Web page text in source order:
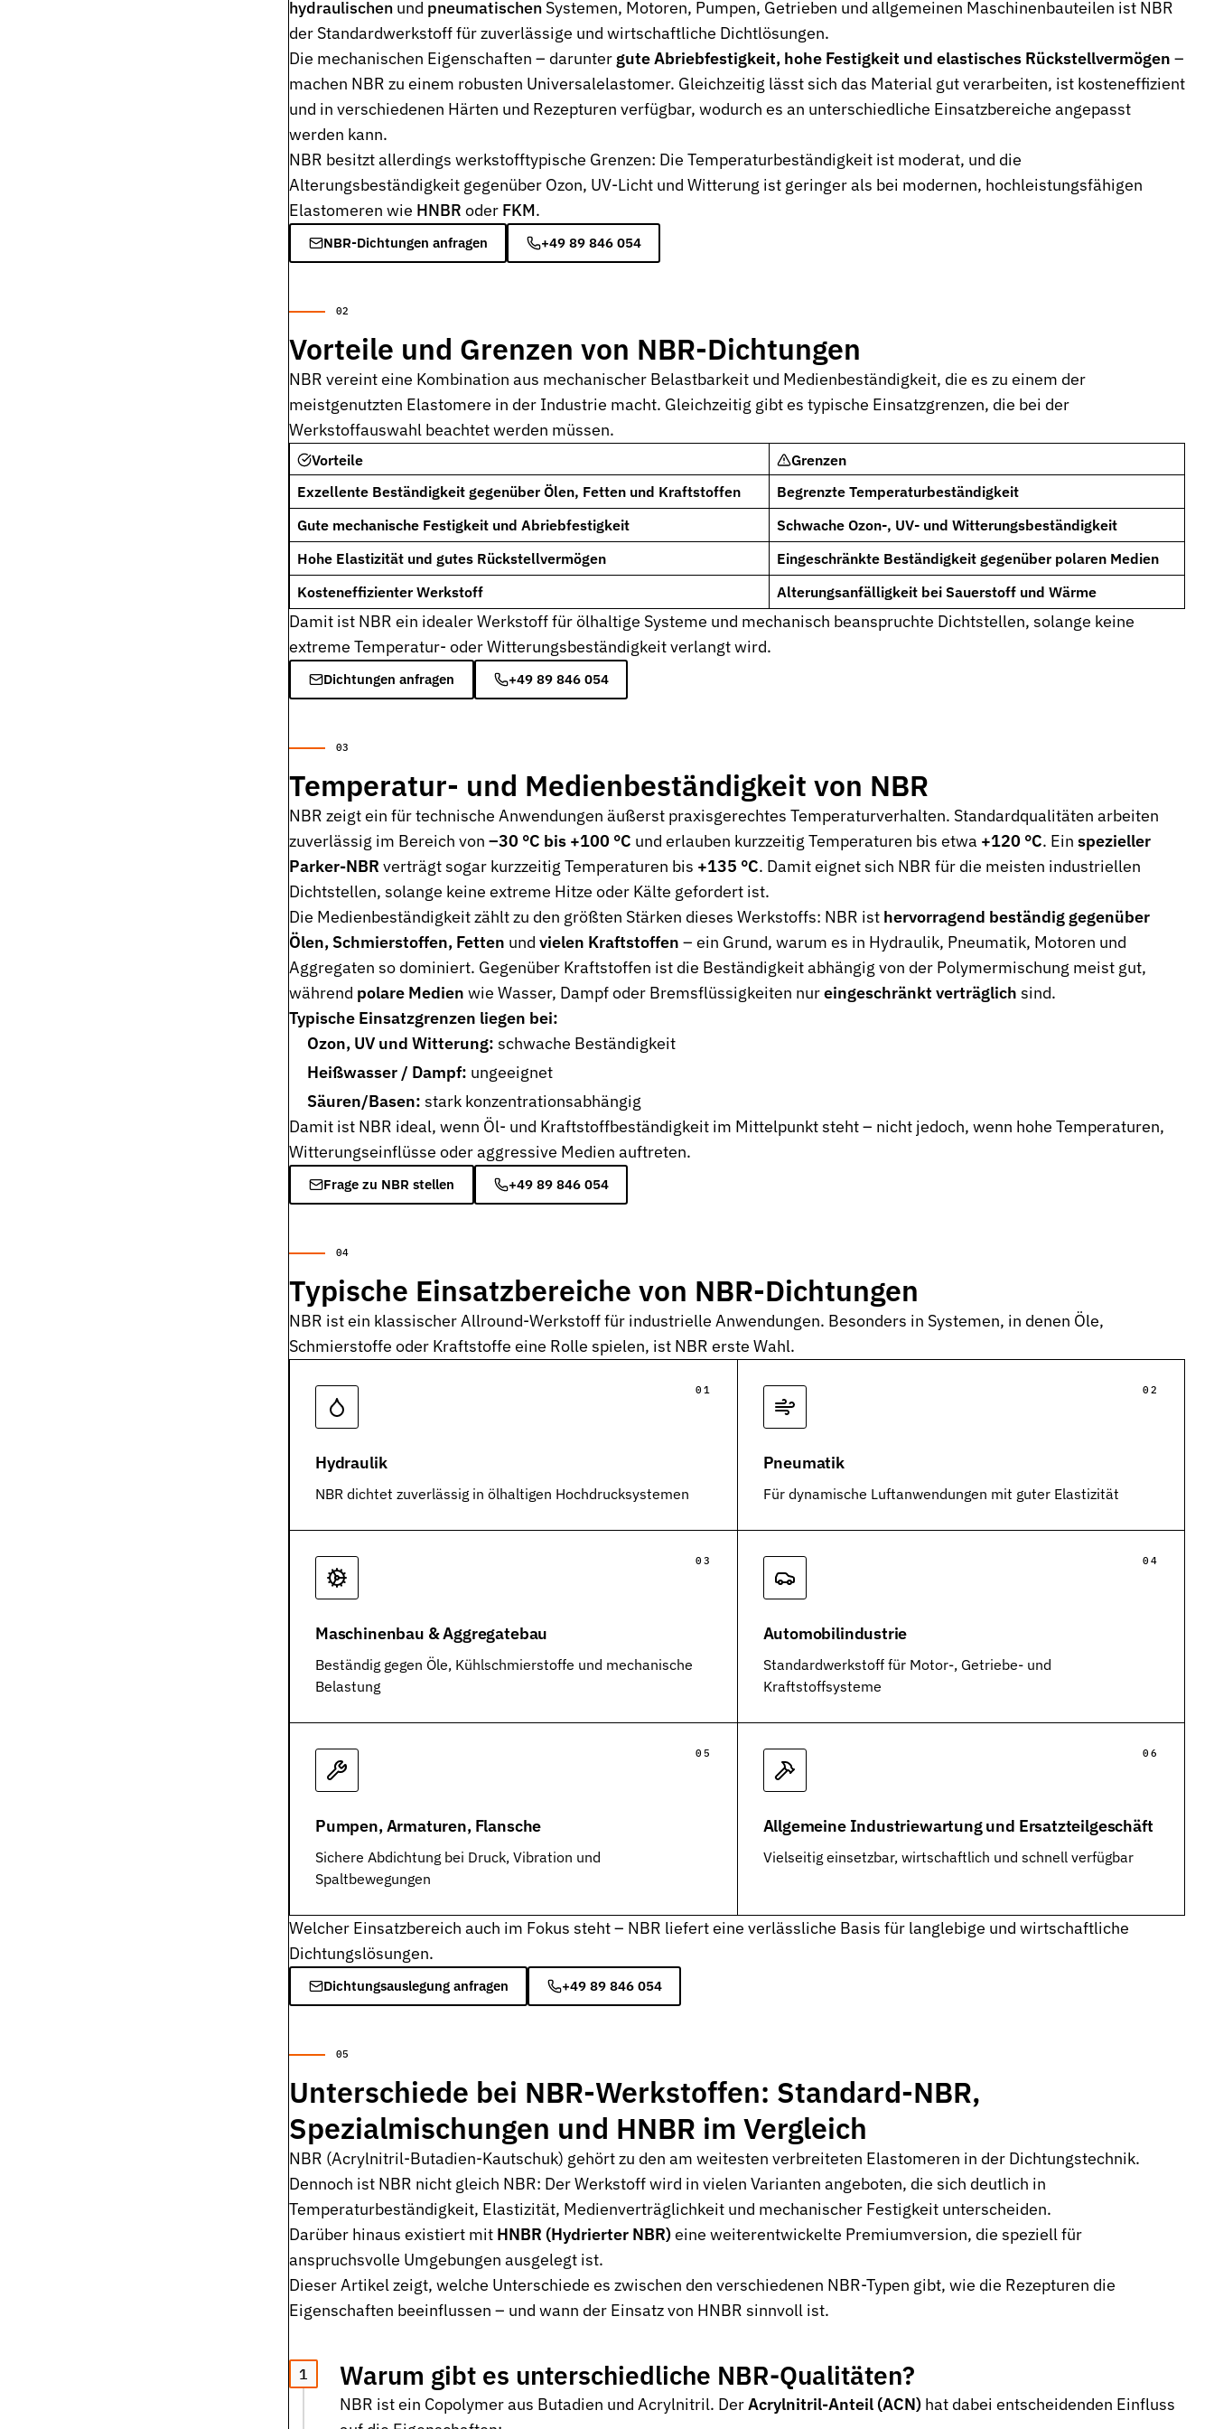
Zuverlässige Dichtungen für sicherheitskritische Systeme
Dichtungen für höchste Ansprüche in Hydraulik und Pneumatik
Sichere Abdichtung von Kolbenbewegungen in Hydraulik- und Pneumatik
Universelle Dichtungslösung für vielfältige Anwendungen
Effektiver Schutz vor Schmutz, Staub und Feuchtigkeit
Anti-Extrusions-Element, schützt O-Ringe bei hohem Druck
Kontrollierte Endlagendämpfung im Pneumatikzylinder
Zuverlässige Abdichtung für plane Flächen, Flansche und Gehäuseverbindungen
Präzise geformte Elastomerbauteile für Dämpfung, Verbindung und Funktion
Komplettlösungen aus abgestimmten Dichtungselementen
Hochleistungsdichtungen für hydraulische Anwendungen
Zuverlässige Dichtungslösungen für Pneumatikzylinder
Langlebige Dichtungen für statische Anwendungen in verschiedenen Industrien
Effiziente Dichtungslösungen für dynamische Anwendungen
Schmierstoffe passend zur Dichtungsauslegung
Parker O-Lube und S-Lube für Elastomerdichtungen
Rechtliche Informationen zu unserem Unternehmen
Grundlagenwissen zu Arten, Funktion und Einsatz der wichtigsten Dichtungstypen
Werkstoffe in der Dichtungstechnik – Grundlagen, Eigenschaften und Auswahl
REACH, RoHS, PFAS, FDA, LkSG und weitere Richtlinien für Dichtungen und Werkstoffe
hydraulischen und pneumatischen Systemen, Motoren, Pumpen, Getrieben und allgemeinen Maschinenbauteilen ist NBR
der Standardwerkstoff für zuverlässige und wirtschaftliche Dichtlösungen.
Die mechanischen Eigenschaften – darunter gute Abriebfestigkeit, hohe Festigkeit und elastisches Rückstellvermögen –
machen NBR zu einem robusten Universalelastomer. Gleichzeitig lässt sich das Material gut verarbeiten, ist kosteneffizient
und in verschiedenen Härten und Rezepturen verfügbar, wodurch es an unterschiedliche Einsatzbereiche angepasst
werden kann.
NBR besitzt allerdings werkstofftypische Grenzen: Die Temperaturbeständigkeit ist moderat, und die
Alterungsbeständigkeit gegenüber Ozon, UV-Licht und Witterung ist geringer als bei modernen, hochleistungsfähigen
Elastomeren wie HNBR oder FKM.
NBR-Dichtungen anfragen +49 89 846 054
Vorteile und Grenzen von NBR-Dichtungen
NBR vereint eine Kombination aus mechanischer Belastbarkeit und Medienbeständigkeit, die es zu einem der
meistgenutzten Elastomere in der Industrie macht. Gleichzeitig gibt es typische Einsatzgrenzen, die bei der
Werkstoffauswahl beachtet werden müssen.
Vorteile
Grenzen
Exzellente Beständigkeit gegenüber Ölen, Fetten und Kraftstoffen
Begrenzte Temperaturbeständigkeit
Gute mechanische Festigkeit und Abriebfestigkeit
Schwache Ozon-, UV- und Witterungsbeständigkeit
Hohe Elastizität und gutes Rückstellvermögen
Eingeschränkte Beständigkeit gegenüber polaren Medien
Kosteneffizienter Werkstoff
Alterungsanfälligkeit bei Sauerstoff und Wärme
Damit ist NBR ein idealer Werkstoff für ölhaltige Systeme und mechanisch beanspruchte Dichtstellen, solange keine
extreme Temperatur- oder Witterungsbeständigkeit verlangt wird.
Dichtungen anfragen +49 89 846 054
Temperatur- und Medienbeständigkeit von NBR
NBR zeigt ein für technische Anwendungen äußerst praxisgerechtes Temperaturverhalten. Standardqualitäten arbeiten
zuverlässig im Bereich von –30 °C bis +100 °C und erlauben kurzzeitig Temperaturen bis etwa +120 °C. Ein spezieller
Parker-NBR verträgt sogar kurzzeitig Temperaturen bis +135 °C. Damit eignet sich NBR für die meisten industriellen
Dichtstellen, solange keine extreme Hitze oder Kälte gefordert ist.
Die Medienbeständigkeit zählt zu den größten Stärken dieses Werkstoffs: NBR ist hervorragend beständig gegenüber
Ölen, Schmierstoffen, Fetten und vielen Kraftstoffen – ein Grund, warum es in Hydraulik, Pneumatik, Motoren und
Aggregaten so dominiert. Gegenüber Kraftstoffen ist die Beständigkeit abhängig von der Polymermischung meist gut,
während polare Medien wie Wasser, Dampf oder Bremsflüssigkeiten nureingeschränkt verträglich sind.
Typische Einsatzgrenzen liegen bei:
Ozon, UV und Witterung: schwache Beständigkeit
Heißwasser / Dampf: ungeeignet
Säuren/Basen: stark konzentrationsabhängig
Damit ist NBR ideal, wenn Öl- und Kraftstoffbeständigkeit im Mittelpunkt steht – nicht jedoch, wenn hohe Temperaturen,
Witterungseinflüsse oder aggressive Medien auftreten.
Frage zu NBR stellen +49 89 846 054
Typische Einsatzbereiche von NBR-Dichtungen
NBR ist ein klassischer Allround-Werkstoff für industrielle Anwendungen. Besonders in Systemen, in denen Öle,
Schmierstoffe oder Kraftstoffe eine Rolle spielen, ist NBR erste Wahl.
Hydraulik
NBR dichtet zuverlässig in ölhaltigen Hochdrucksystemen
Pneumatik
Für dynamische Luftanwendungen mit guter Elastizität
Maschinenbau & Aggregatebau
Beständig gegen Öle, Kühlschmierstoffe und mechanische
Belastung
Automobilindustrie
Standardwerkstoff für Motor-, Getriebe- und
Kraftstoffsysteme
Pumpen, Armaturen, Flansche
Sichere Abdichtung bei Druck, Vibration und
Spaltbewegungen
Allgemeine Industriewartung und Ersatzteilgeschäft
Vielseitig einsetzbar, wirtschaftlich und schnell verfügbar
Welcher Einsatzbereich auch im Fokus steht – NBR liefert eine verlässliche Basis für langlebige und wirtschaftliche
Dichtungslösungen.
Dichtungsauslegung anfragen +49 89 846 054
Unterschiede bei NBR-Werkstoffen: Standard-NBR,
Spezialmischungen und HNBR im Vergleich
NBR (Acrylnitril-Butadien-Kautschuk) gehört zu den am weitesten verbreiteten Elastomeren in der Dichtungstechnik.
Dennoch ist NBR nicht gleich NBR: Der Werkstoff wird in vielen Varianten angeboten, die sich deutlich in
Temperaturbeständigkeit, Elastizität, Medienverträglichkeit und mechanischer Festigkeit unterscheiden.
Darüber hinaus existiert mit HNBR (Hydrierter NBR)eine weiterentwickelte Premiumversion, die speziell für
anspruchsvolle Umgebungen ausgelegt ist.
Dieser Artikel zeigt, welche Unterschiede es zwischen den verschiedenen NBR-Typen gibt, wie die Rezepturen die
Eigenschaften beeinflussen – und wann der Einsatz von HNBR sinnvoll ist.
Warum gibt es unterschiedliche NBR-Qualitäten?
NBR ist ein Copolymer aus Butadien und Acrylnitril. DerAcrylnitril-Anteil (ACN) hat dabei entscheidenden Einfluss